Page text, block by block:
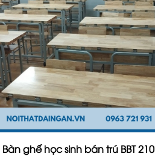
Bàn ghế học sinh bán trú BBT 210